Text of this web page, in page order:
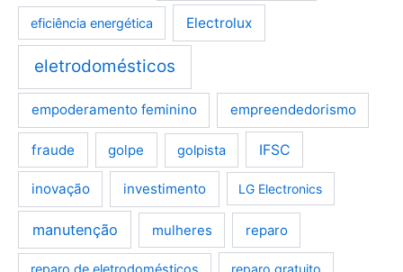
eficiência energética Electrolux
eletrodomésticos
empoderamento feminino empreendedorismo
fraude golpe golpista IFSC
inovação investimento LG Electronics
manutenção mulheres reparo
reparo gratuito